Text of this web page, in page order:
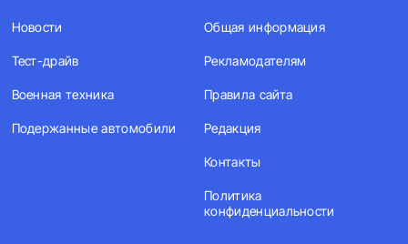
Новости
Тест-драйв
Военная техника
Подержанные автомобили
Общая информация
Рекламодателям
Правила сайта
Редакция
Контакты
Политика
конфиденциальности